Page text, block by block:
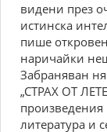
видени през
истинска
пише
наричайки
Забраняван
„СТРАХ ОТ
литература и